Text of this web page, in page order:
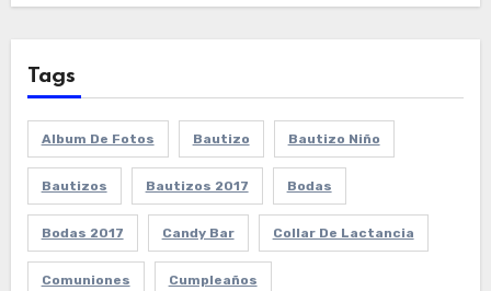
Tags
Album De Fotos Bautizo Bautizo Niño
Bautizos Bautizos 2017 Bodas
Bodas 2017 Candy Bar Collar De Lactancia
Comuniones Cumpleaños